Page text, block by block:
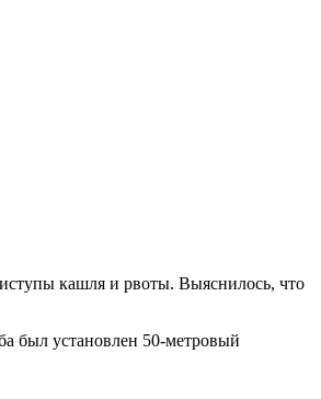
кашля и рвоты. Выяснилось, что
был установлен 50-метровый